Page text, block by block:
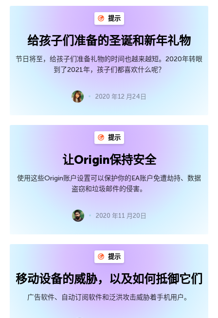
提示
给孩子们准备的圣诞和新年礼物
节日将至，给孩子们准备礼物的时间也越来越短。2020年转眼
到了2021年，孩子们都喜欢什么呢？
2020 年12 月24日
提示
让Origin保持安全
使用这些Origin账户设置可以保护你的EA账户免遭劫持、数据
盗窃和垃圾邮件的侵害。
2020 年11 月20日
提示
移动设备的威胁，以及如何抵御它们
广告软件、自动订阅软件和泛洪攻击威胁着手机用户。